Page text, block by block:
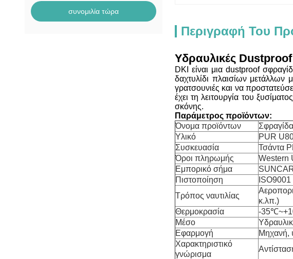
συνομιλία τώρα
Περιγραφή Του
Υδραυλικές
DKI είναι μια dustproof
δαχτυλίδι πλαισίων
γρατσουνιές και να
έχει τη λειτουργία του
σκόνης.
Παράμετρος προϊόντων:
Όνομα προϊόντων
Υλικό
PUR
Συσκευασία
Τσάντα
Όροι πληρωμής
Western
Εμπορικό σήμα
Πιστοποίηση
ISO9001
Τρόπος ναυτιλίας
κ.λπ.)
Θερμοκρασία
-
Μέσο
Εφαρμογή
Μηχανή,
Χαρακτηριστικό
γνώρισμα